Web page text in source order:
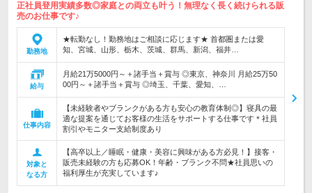
正社員登用実績多数◎家庭との両立も叶う！無理なく長く続けられる販
売のお仕事です♪
勤務地
★転勤なし！勤務地はご相談に応じます★ 首都圏または愛
知、宮城、山形、栃木、茨城、群馬、新潟、福井…
給与
月給21万5000円～＋諸手当＋賞与 ◎東京、神奈川 月給25万50
00円～＋諸手当＋賞与 ◎埼玉、千葉、愛知、…
仕事内容
【未経験者やブランクがある方も安心の教育体制◎】寝具の最
適な提案を通じてお客様の生活をサポートする仕事です＊社員
割引やモニター支給制度あり
対象と
なる方
【高卒以上／睡眠・健康・美容に興味がある方必見！】接客・
販売未経験の方も応募OK！年齢・ブランク不問★社員思いの
福利厚生が充実しています♪